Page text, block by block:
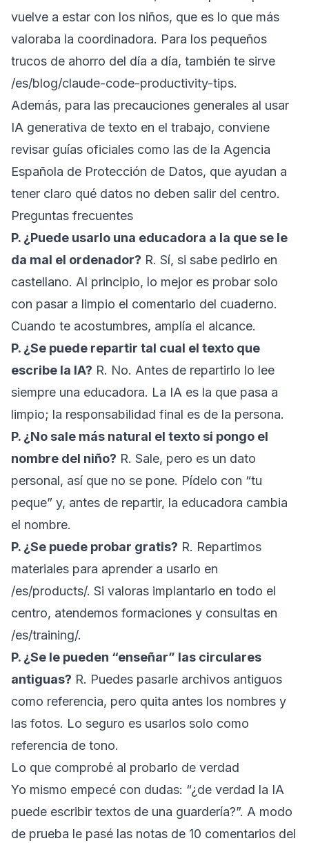
vuelve a estar con los niños, que es lo que más
valoraba la coordinadora. Para los pequeños
trucos de ahorro del día a día, también te sirve
/es/blog/claude-code-productivity-tips.
Además, para las precauciones generales al usar
IA generativa de texto en el trabajo, conviene
revisar guías oficiales como las de la Agencia
Española de Protección de Datos, que ayudan a
tener claro qué datos no deben salir del centro.
Preguntas frecuentes
P. ¿Puede usarlo una educadora a la que se le
da mal el ordenador? R. Sí, si sabe pedirlo en
castellano. Al principio, lo mejor es probar solo
con pasar a limpio el comentario del cuaderno.
Cuando te acostumbres, amplía el alcance.
P. ¿Se puede repartir tal cual el texto que
escribe la IA? R. No. Antes de repartirlo lo lee
siempre una educadora. La IA es la que pasa a
limpio; la responsabilidad final es de la persona.
P. ¿No sale más natural el texto si pongo el
nombre del niño? R. Sale, pero es un dato
personal, así que no se pone. Pídelo con “tu
peque” y, antes de repartir, la educadora cambia
el nombre.
P. ¿Se puede probar gratis? R. Repartimos
materiales para aprender a usarlo en
/es/products/. Si valoras implantarlo en todo el
centro, atendemos formaciones y consultas en
/es/training/.
P. ¿Se le pueden “enseñar” las circulares
antiguas? R. Puedes pasarle archivos antiguos
como referencia, pero quita antes los nombres y
las fotos. Lo seguro es usarlos solo como
referencia de tono.
Lo que comprobé al probarlo de verdad
Yo mismo empecé con dudas: “¿de verdad la IA
puede escribir textos de una guardería?”. A modo
de prueba le pasé las notas de 10 comentarios del